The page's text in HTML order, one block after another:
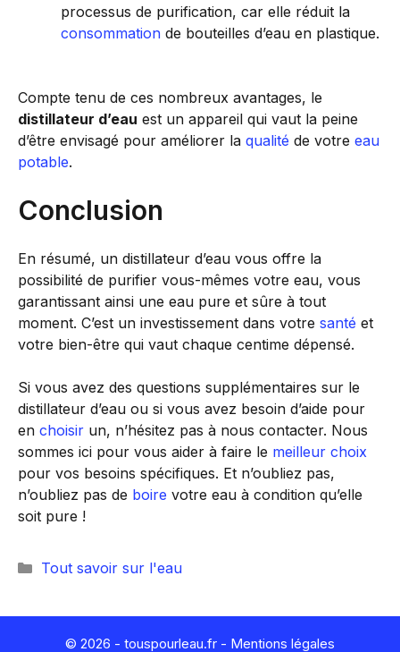
processus de purification, car elle réduit la
consommation de bouteilles d’eau en plastique.
Compte tenu de ces nombreux avantages, le
distillateur d’eau est un appareil qui vaut la peine
d’être envisagé pour améliorer la qualité de votre eau
potable.
Conclusion
En résumé, un distillateur d’eau vous offre la
possibilité de purifier vous-mêmes votre eau, vous
garantissant ainsi une eau pure et sûre à tout
moment. C’est un investissement dans votre santé et
votre bien-être qui vaut chaque centime dépensé.
Si vous avez des questions supplémentaires sur le
distillateur d’eau ou si vous avez besoin d’aide pour
en choisir un, n’hésitez pas à nous contacter. Nous
sommes ici pour vous aider à faire le meilleur choix
pour vos besoins spécifiques. Et n’oubliez pas,
n’oubliez pas de boire votre eau à condition qu’elle
soit pure !
Catégories
Tout savoir sur l'eau
© 2026 - touspourleau.fr - Mentions légales